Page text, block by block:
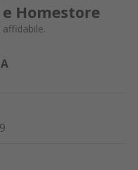
Homestore